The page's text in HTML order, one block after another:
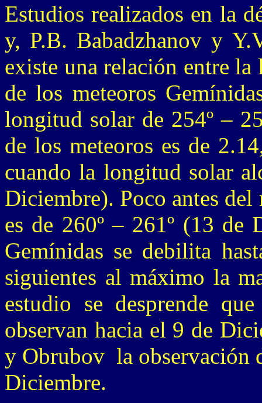
Estudios realizados en la
y, P.B. Babadzhanov y
existe una relación entre
de los meteoros
longitud solar de 254º –
de los meteoros es de
cuando la longitud solar
Diciembre). Poco antes
es de 260º – 261º (13
Gemínidas se debilita
siguientes al máximo la
estudio se desprende
observan hacia el 9 de
y Obrubov la observación
Diciembre.